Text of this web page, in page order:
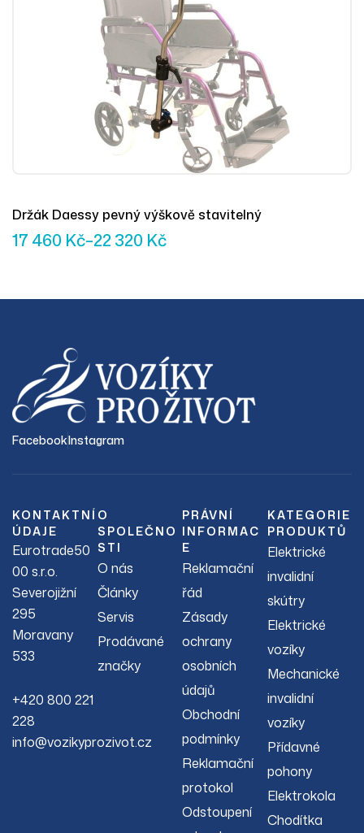
Držák Daessy pevný výškově stavitelný
17 460 Kč–22 320 Kč
FacebookInstagram
KONTAKTNÍ
ÚDAJE
Eurotrade50
00 s.r.o.
Severojižní
295
Moravany
533
+420 800 221
228
info@vozikyprozivot.cz
O
SPOLEČNO
STI
O nás
Články
Servis
Prodávané
značky
PRÁVNÍ
INFORMAC
E
Reklamační
řád
Zásady
ochrany
osobních
údajů
Obchodní
podmínky
Reklamační
protokol
Odstoupení
KATEGORIE
PRODUKTŮ
Elektrické
invalidní
skútry
Elektrické
vozíky
Mechanické
invalidní
vozíky
Přídavné
pohony
Elektrokola
Chodítka